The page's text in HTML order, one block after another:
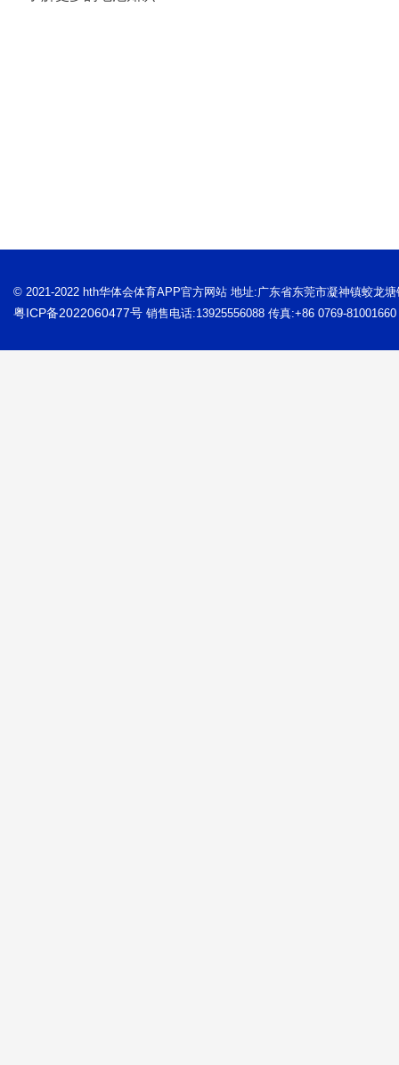
© 2021-2022 hth华体会体育APP官方网站 地址:广东省东莞市凝神镇蛟龙
粤ICP备2022060477号 销售电话:13925556088 传真:+86 0769-81001660